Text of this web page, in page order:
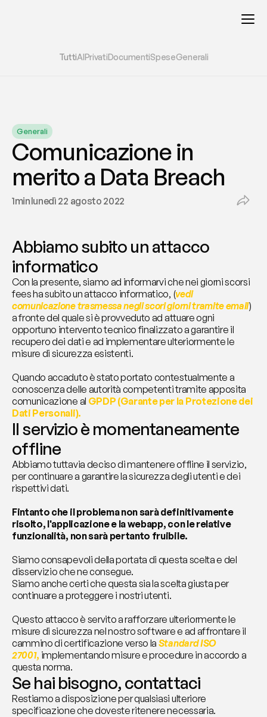
TuttiAIPrivatiDocumentiSpeseGenerali
Generali
Comunicazione in
merito a Data Breach
1minlunedì 22 agosto 2022
Abbiamo subito un attacco
informatico
Con la presente, siamo ad informarvi che nei giorni scorsi
fees ha subito un attacco informatico, (vedi
comunicazione trasmessa negli scori giorni tramite email)
a fronte del quale si è provveduto ad attuare ogni
opportuno intervento tecnico finalizzato a garantire il
recupero dei dati e ad implementare ulteriormente le
misure di sicurezza esistenti.
Quando accaduto è stato portato contestualmente a
conoscenza delle autorità competenti tramite apposita
comunicazione al GPDP (Garante per la Protezione dei
Dati Personali).
Il servizio è momentaneamente
offline
Abbiamo tuttavia deciso di mantenere offline il servizio,
per continuare a garantire la sicurezza degli utenti e dei
rispettivi dati.
Fintanto che il problema non sarà definitivamente
risolto, l'applicazione e la webapp, con le relative
funzionalità, non sarà pertanto fruibile.
Siamo consapevoli della portata di questa scelta e del
disservizio che ne consegue.
Siamo anche certi che questa sia la scelta giusta per
continuare a proteggere i nostri utenti.
Questo attacco è servito a rafforzare ulteriormente le
misure di sicurezza nel nostro software e ad affrontare il
cammino di certificazione verso la Standard ISO
27001, implementando misure e procedure in accordo a
questa norma.
Se hai bisogno, contattaci
Restiamo a disposizione per qualsiasi ulteriore
specificazione che doveste ritenere necessaria.